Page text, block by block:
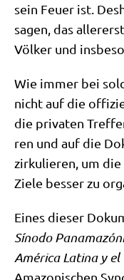
sein Feu­er ist.
sagen, das
Völ­ker und
Wie immer bei
nicht auf die
die pri­va­ten
ren und auf die
zir­ku­lie­ren, um
Zie­le bes­ser zu
Eines die­ser
Síno­do
Amé­ri­ca Lati­na y el
Ama­zo­ni­schen